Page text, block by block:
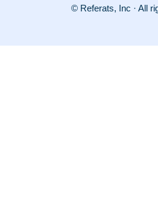
© Referats, Inc · All